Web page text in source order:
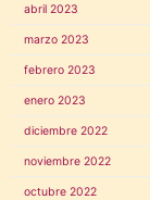
abril 2023
marzo 2023
febrero 2023
enero 2023
diciembre 2022
noviembre 2022
octubre 2022